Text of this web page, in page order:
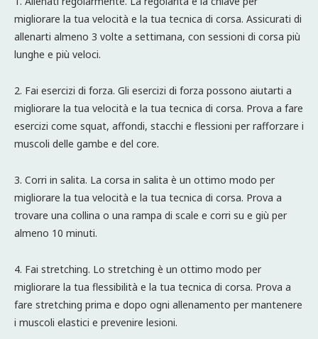
migliorare la tua velocità e la tua tecnica di corsa. Assicurati di
allenarti almeno 3 volte a settimana, con sessioni di corsa più
lunghe e più veloci.
2. Fai esercizi di forza. Gli esercizi di forza possono aiutarti a
migliorare la tua velocità e la tua tecnica di corsa. Prova a fare
esercizi come squat, affondi, stacchi e flessioni per rafforzare i
muscoli delle gambe e del core.
3. Corri in salita. La corsa in salita è un ottimo modo per
migliorare la tua velocità e la tua tecnica di corsa. Prova a
trovare una collina o una rampa di scale e corri su e giù per
almeno 10 minuti.
4. Fai stretching. Lo stretching è un ottimo modo per
migliorare la tua flessibilità e la tua tecnica di corsa. Prova a
fare stretching prima e dopo ogni allenamento per mantenere
i muscoli elastici e prevenire lesioni.